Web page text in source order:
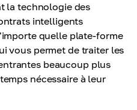
la technologie des
intelligents
quelle plate-forme
vous permet de traiter les
beaucoup plus
nécessaire à leur